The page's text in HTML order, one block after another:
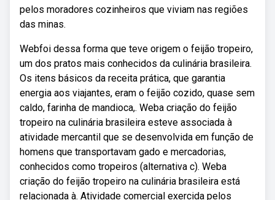
pelos moradores cozinheiros que viviam nas regiões
das minas.
Webfoi dessa forma que teve origem o feijão tropeiro,
um dos pratos mais conhecidos da culinária brasileira.
Os itens básicos da receita prática, que garantia
energia aos viajantes, eram o feijão cozido, quase sem
caldo, farinha de mandioca,. Weba criação do feijão
tropeiro na culinária brasileira esteve associada à
atividade mercantil que se desenvolvida em função de
homens que transportavam gado e mercadorias,
conhecidos como tropeiros (alternativa c). Weba
criação do feijão tropeiro na culinária brasileira está
relacionada à. Atividade comercial exercida pelos